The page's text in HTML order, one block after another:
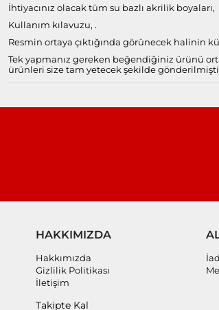
İhtiyacınız olacak tüm su bazlı akrilik boyaları,
Kullanım kılavuzu, .
Resmin ortaya çıktığında görünecek halinin
Tek yapmanız gereken beğendiğiniz ürünü
ürünleri size tam yetecek şekilde
HAKKIMIZDA
Hakkımızda
Gizlilik Politikası
İletişim
Takipte Kal